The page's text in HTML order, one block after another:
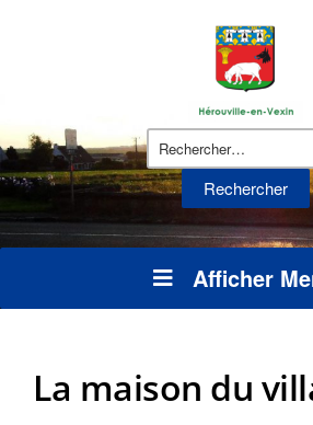
Afficher
La maison du